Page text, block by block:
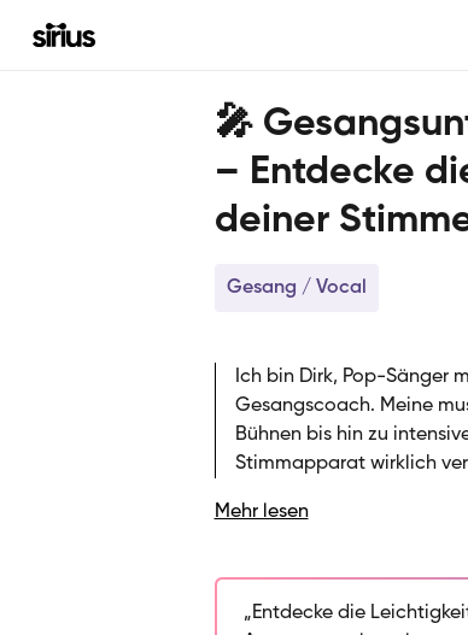
🎤
– Entdecke
deiner
Gesang / Vocal
Ich bin Dirk, Pop-Sänger
Gesangscoach. Meine
Bühnen bis hin zu
Stimmapparat wirklich
Erfahrung aus Shows und
muskuläre
leichter, klangvoller und
Mehr lesen
„Entdecke die